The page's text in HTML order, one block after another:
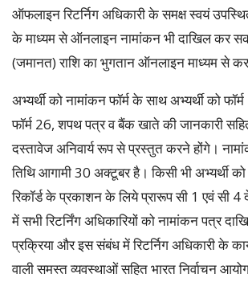
ऑफलाइन रिटर्निग अधिकारी के समक्ष स्वयं
के माध्यम से ऑनलाइन नामांकन भी दाखिल कर
(जमानत) राशि का भुगतान ऑनलाइन माध्यम से
अभ्यर्थी को नामांकन फॉर्म के साथ अभ्यर्थी को
फॉर्म 26, शपथ पत्र व बैंक खाते की जानकारी
दस्तावेज अनिवार्य रूप से प्रस्तुत करने होंगे।
तिथि आगामी 30 अक्टूबर है। किसी भी अभ्यर्थी
रिकॉर्ड के प्रकाशन के लिये प्रारूप सी 1 एवं सी 4
में सभी रिटर्निंग अधिकारियों को नामांकन पत्र
प्रक्रिया और इस संबंध में रिटर्निग अधिकारी के
वाली समस्त व्यवस्थाओं सहित भारत निर्वाचन आयोग